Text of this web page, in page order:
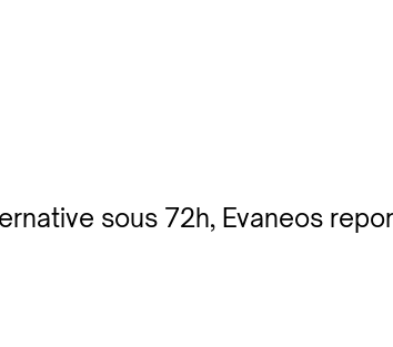
sous 72h, Evaneos